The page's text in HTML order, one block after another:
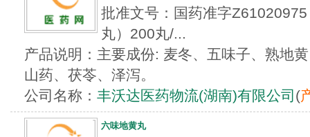
批准文号：国药准字
丸）200丸/...
产品说明：主要成份: 麦冬、五味子、熟地
山药、茯苓、泽泻。
公司名称： 丰沃达医药物流(湖南)有限公司 (
六味地黄丸